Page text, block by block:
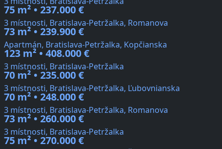
75 m² • 237.000 €
3 místnosti, Bratislava-Petržalka, Romanova
73 m² • 239.900 €
Apartmán, Bratislava-Petržalka, Kopčianska
123 m² • 408.000 €
3 místnosti, Bratislava-Petržalka
70 m² • 235.000 €
3 místnosti, Bratislava-Petržalka, Ľubovnianska
70 m² • 248.000 €
3 místnosti, Bratislava-Petržalka, Romanova
73 m² • 260.000 €
3 místnosti, Bratislava-Petržalka
75 m² • 270.000 €